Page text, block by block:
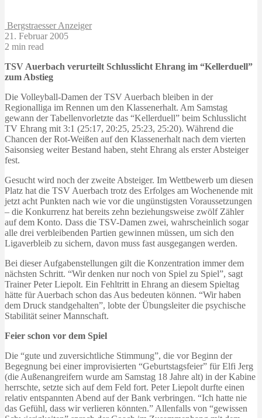
Bergstraesser Anzeiger
21. Februar 2005
2 min read
TSV Auerbach verurteilt Schlusslicht Ehrang im “Kellerduell”
zum Abstieg
Die Volleyball-Damen der TSV Auerbach bleiben in der
Regionalliga im Rennen um den Klassenerhalt. Am Samstag
gewann der Tabellenvorletzte das “Kellerduell” beim Schlusslicht
TV Ehrang mit 3:1 (25:17, 20:25, 25:23, 25:20). Während die
Chancen der Rot-Weißen auf den Klassenerhalt nach dem vierten
Saisonsieg weiter Bestand haben, steht Ehrang als erster Absteiger
fest.
Gesucht wird noch der zweite Absteiger. Im Wettbewerb um diesen
Platz hat die TSV Auerbach trotz des Erfolges am Wochenende mit
jetzt acht Punkten nach wie vor die ungünstigsten Voraussetzungen
– die Konkurrenz hat bereits zehn beziehungsweise zwölf Zähler
auf dem Konto. Dass die TSV-Damen zwei, wahrscheinlich sogar
alle drei verbleibenden Partien gewinnen müssen, um sich den
Ligaverbleib zu sichern, davon muss fast ausgegangen werden.
Bei dieser Aufgabenstellungen gilt die Konzentration immer dem
nächsten Schritt. “Wir denken nur noch von Spiel zu Spiel”, sagt
Trainer Peter Liepolt. Ein Fehltritt in Ehrang an diesem Spieltag
hätte für Auerbach schon das Aus bedeuten können. “Wir haben
dem Druck standgehalten”, lobte der Übungsleiter die psychische
Stabilität seiner Mannschaft.
Feier schon vor dem Spiel
Die “gute und zuversichtliche Stimmung”, die vor Beginn der
Begegnung bei einer improvisierten “Geburtstagsfeier” für Elfi Jerg
(die Außenangreifern wurde am Samstag 18 Jahre alt) in der Kabine
herrschte, setzte sich auf dem Feld fort. Peter Liepolt durfte einen
relativ entspannten Abend auf der Bank verbringen. “Ich hatte nie
das Gefühl, dass wir verlieren könnten.” Allenfalls von “gewissen